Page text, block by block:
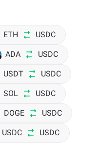
ETH USDC
ADA USDC
USDT USDC
SOL USDC
DOGE USDC
USDC USDC